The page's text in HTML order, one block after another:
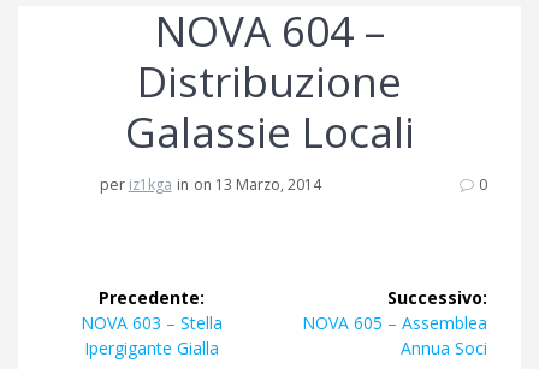
NOVA 604 –
Distribuzione
Galassie Locali
per iz1kga in on 13 Marzo, 2014 0
Navigazione
articoli
Precedente:
Articolo
precedente:
NOVA 603 – Stella
Ipergigante Gialla
Successivo:
Articolo
NOVA 605 – Assemblea
Annua Soci